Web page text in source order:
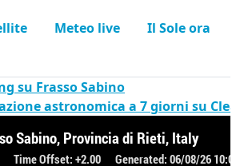
Meteo live
Il Sole ora
su Frasso Sabino
astronomica a 7 giorni su